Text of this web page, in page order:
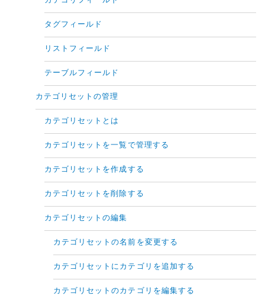
タグフィールド
リストフィールド
テーブルフィールド
カテゴリセットの管理
カテゴリセットとは
カテゴリセットを一覧で管理する
カテゴリセットを作成する
カテゴリセットを削除する
カテゴリセットの編集
カテゴリセットの名前を変更する
カテゴリセットにカテゴリを追加する
カテゴリセットのカテゴリを編集する